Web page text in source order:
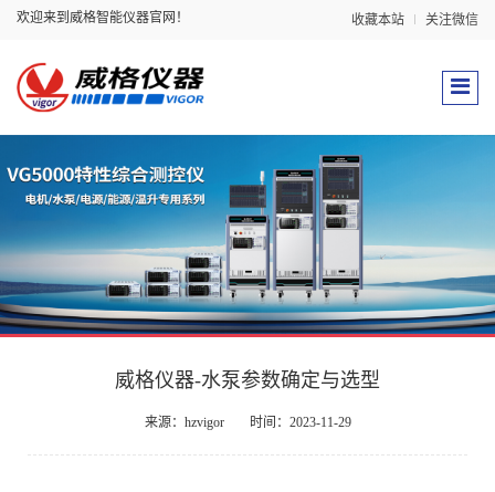
欢迎来到威格智能仪器官网！ 收藏本站 关注微信
威格仪器-水泵参数确定与选型
来源：hzvigor 时间：2023-11-29